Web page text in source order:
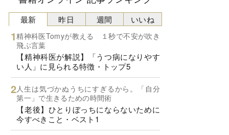
最新
精神科医Tomyが教える １秒で不安が吹き
飛ぶ言葉
【精神科医が解説】「うつ病になりやす
い人」に見られる特徴・トップ5
人生は気づかぬうちにすぎるから。「自分
第一」で生きるための時間術
【老後】ひとりぼっちにならないために
今すべきこと・ベスト1
昨日 週間 いいね